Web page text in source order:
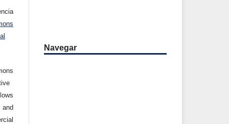
Navegar